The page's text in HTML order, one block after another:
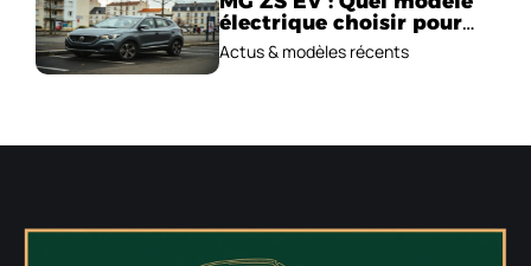
électrique choisir pour
2026 ?
Actus & modèles récents